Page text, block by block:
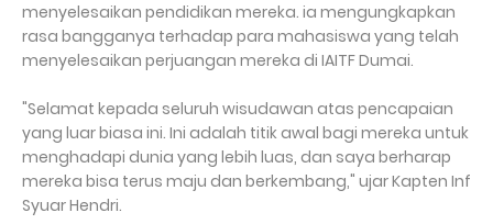
menyelesaikan pendidikan mereka. ia mengungkapkan
rasa bangganya terhadap para mahasiswa yang telah
menyelesaikan perjuangan mereka di IAITF Dumai.
"Selamat kepada seluruh wisudawan atas pencapaian
yang luar biasa ini. Ini adalah titik awal bagi mereka untuk
menghadapi dunia yang lebih luas, dan saya berharap
mereka bisa terus maju dan berkembang," ujar Kapten Inf
Syuar Hendri.